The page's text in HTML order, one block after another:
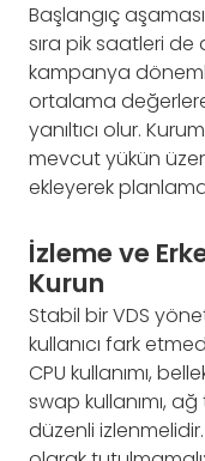
Başlangıç
sıra pik saatleri de
kampanya
ortalama
yanıltıcı olur.
mevcut yükün
ekleyerek
İzleme ve
Kurun
Stabil bir VDS
kullanıcı fark
CPU kullanımı,
swap kullanımı,
düzenli